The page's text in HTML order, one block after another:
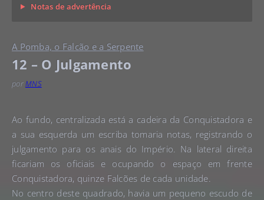
Notas de advertência
A Pomba, o Falcão e a Serpente
12 – O Julgamento
porMNS
Ao fundo, centralizada está a cadeira da Conquistadora e
a sua esquerda um escriba tomaria notas, registrando o
julgamento para os anais do Império. Na lateral direita
ficariam os oficiais e ocupando o espaço em frente
Conquistadora, quinze Falcões de cada unidade.
No centro deste quadrado, havia um pequeno escudo de